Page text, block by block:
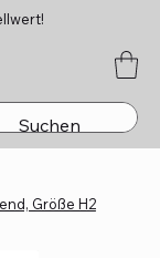
Größe H2